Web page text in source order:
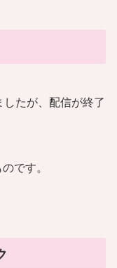
たが、配信が終了
です。